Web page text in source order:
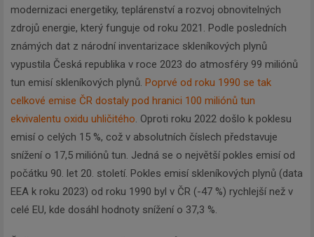
modernizaci energetiky, teplárenství a rozvoj obnovitelných
zdrojů energie, který funguje od roku 2021. Podle posledních
známých dat z národní inventarizace skleníkových plynů
vypustila Česká republika v roce 2023 do atmosféry 99 miliónů
tun emisí skleníkových plynů. Poprvé od roku 1990 se tak
celkové emise ČR dostaly pod hranici 100 miliónů tun
ekvivalentu oxidu uhličitého. Oproti roku 2022 došlo k poklesu
emisí o celých 15 %, což v absolutních číslech představuje
snížení o 17,5 miliónů tun. Jedná se o největší pokles emisí od
počátku 90. let 20. století. Pokles emisí skleníkových plynů (data
EEA k roku 2023) od roku 1990 byl v ČR (-47 %) rychlejší než v
celé EU, kde dosáhl hodnoty snížení o 37,3 %.